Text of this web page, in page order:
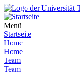
Menü
Startseite
Home
Home
Team
Team